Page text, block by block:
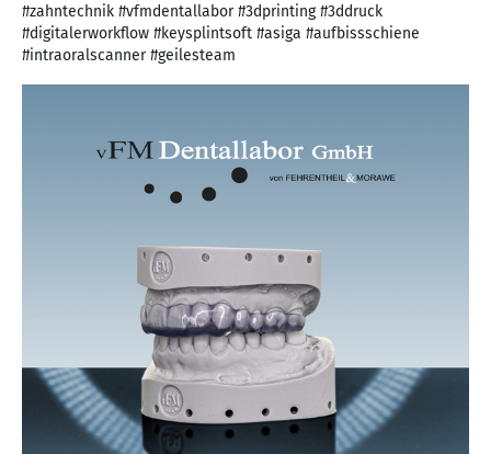
#zahntechnik #vfmdentallabor #3dprinting #3ddruck
#digitalerworkflow #keysplintsoft #asiga #aufbissschiene
#intraoralscanner #geilesteam